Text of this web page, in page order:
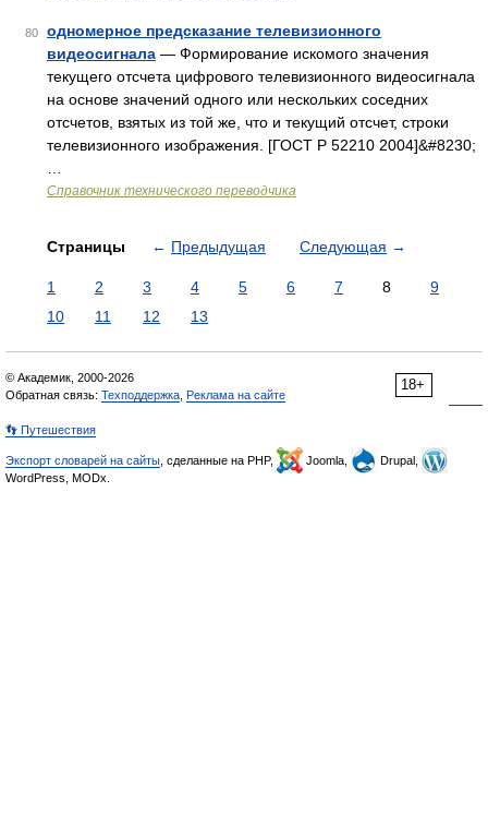
80
одномерное предсказание телевизионного
видеосигнала — Формирование искомого значения
текущего отсчета цифрового телевизионного видеосигнала
на основе значений одного или нескольких соседних
отсчетов, взятых из той же, что и текущий отсчет, строки
телевизионного изображения. [ГОСТ Р 52210 2004]&#8230;
Справочник технического переводчика
Страницы ← Предыдущая Следующая →
1 2 3 4 5 6 7 8
9
10
11 12 13
18+
© Академик, 2000-2026
Обратная связь: Техподдержка Реклама на сайте
👣 Путешествия
Экспорт словарей на сайты , сделанные на PHP, Joomla,
Drupal,
WordPress, MODx.